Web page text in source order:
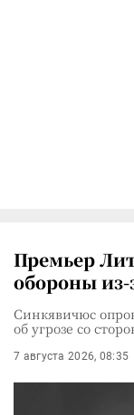
Премьер
обороны из-
Синкявичюс
об угрозе со
7 августа 2026, 08:35